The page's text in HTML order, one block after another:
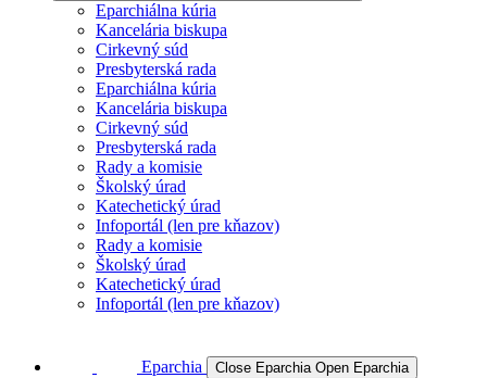
Eparchiálna kúria
Kancelária biskupa
Cirkevný súd
Presbyterská rada
Eparchiálna kúria
Kancelária biskupa
Cirkevný súd
Presbyterská rada
Rady a komisie
Školský úrad
Katechetický úrad
Infoportál (len pre kňazov)
Rady a komisie
Školský úrad
Katechetický úrad
Infoportál (len pre kňazov)
Eparchia Close Eparchia Open Eparchia